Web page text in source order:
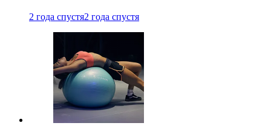
2 года спустя2 года спустя